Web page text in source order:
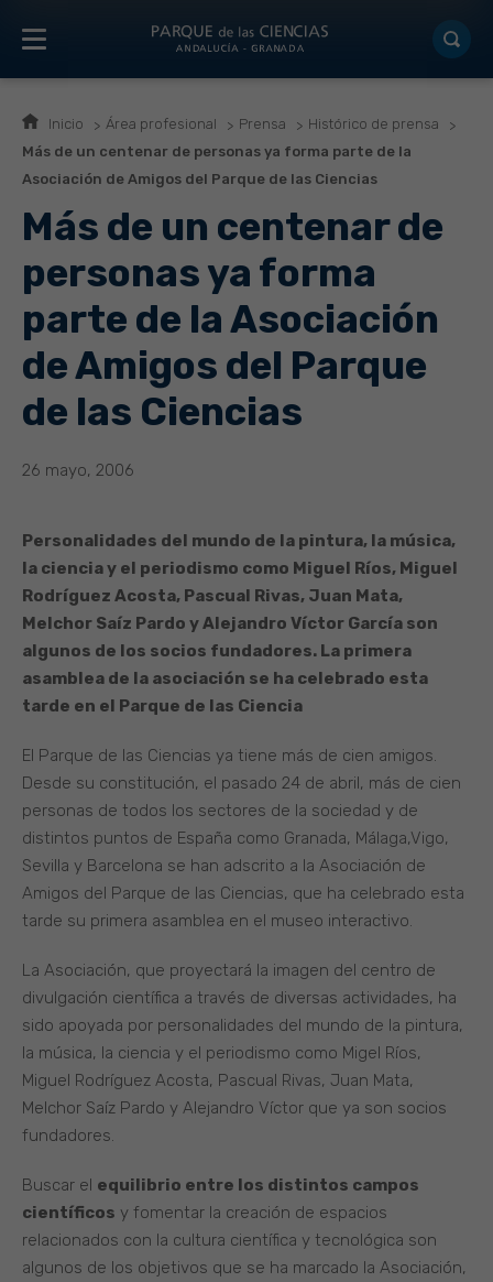
Inicio Área profesional Prensa
Histórico de prensa
Más de un centenar de personas ya forma parte de la
Asociación de Amigos del Parque de las Ciencias
Más de un centenar de
personas ya forma
parte de la Asociación
de Amigos del Parque
de las Ciencias
26 mayo, 2006
Personalidades del mundo de la pintura, la música,
la ciencia y el periodismo como Miguel Ríos, Miguel
Rodríguez Acosta, Pascual Rivas, Juan Mata,
Melchor Saíz Pardo y Alejandro Víctor García son
algunos de los socios fundadores. La primera
asamblea de la asociación se ha celebrado esta
tarde en el Parque de las Ciencia
El Parque de las Ciencias ya tiene más de cien amigos.
Desde su constitución, el pasado 24 de abril, más de cien
personas de todos los sectores de la sociedad y de
distintos puntos de España como Granada, Málaga,Vigo,
Sevilla y Barcelona se han adscrito a la Asociación de
Amigos del Parque de las Ciencias, que ha celebrado esta
tarde su primera asamblea en el museo interactivo.
La Asociación, que proyectará la imagen del centro de
divulgación científica a través de diversas actividades, ha
sido apoyada por personalidades del mundo de la pintura,
la música, la ciencia y el periodismo como Migel Ríos,
Miguel Rodríguez Acosta, Pascual Rivas, Juan Mata,
Melchor Saíz Pardo y Alejandro Víctor que ya son socios
fundadores.
Buscar el equilibrio entre los distintos campos
científicos y fomentar la creación de espacios
relacionados con la cultura científica y tecnológica son
algunos de los objetivos que se ha marcado la Asociación,